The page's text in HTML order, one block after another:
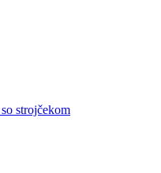
strojčekom